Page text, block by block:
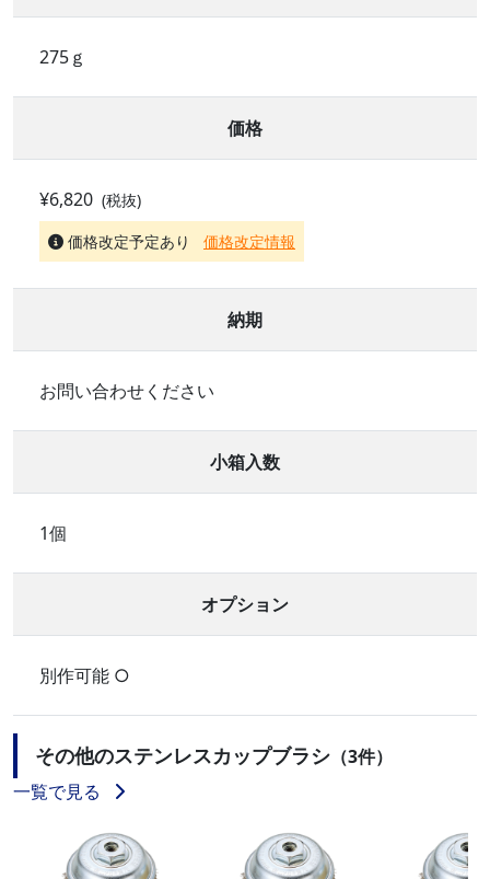
275ｇ
価格
¥6,820 (税抜)
価格改定予定あり
価格改定情報
納期
お問い合わせください
小箱入数
1個
オプション
別作可能 ○
その他のステンレスカップブラシ （3件）
一覧で見る